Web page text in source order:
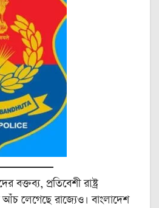
বক্তব্য, প্রতিবেশী রাষ্ট্র
আঁচ লেগেছে রাজ্যেও। বাংলাদেশ